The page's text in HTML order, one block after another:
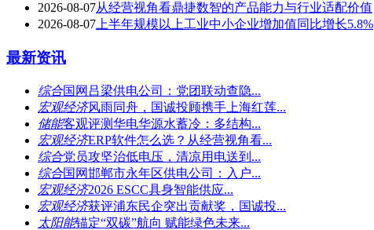
2026-08-07从经营视角看鼎捷数智的产品能力与行业适配价值
2026-08-07 上半年规模以上工业中小企业增加值同比增长5.8%
最新资讯
综合国网吕梁供电公司：党团联动查隐...
宏观经济风雨同舟，国诚投顾携手上海红莲...
储能客观评测华电华源水蓄冷：多结构...
宏观经济ERP软件怎么选？从经营视角看...
综合党员攻坚治低电压，清凉用电送到...
综合国网邯郸市永年区供电公司：入户...
宏观经济2026 ESCC具身智能供应...
宏观经济获评浦东民企突出贡献奖，国诚投...
太阳能锚定“双碳”航向 赋能绿色未来...